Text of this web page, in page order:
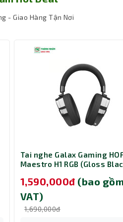
cày game kéo dài hàng giờ liền,
trung vào trận đấu mà không bị
vành tai một cách nhẹ nhàng.
động ấn tượng, giúp ngăn chặn
màu trắng thanh lịch và hiện đại
thể setup chuyên nghiệp và bắt
- Giao Hàng Tận Nơi
Tai nghe Galax Gaming
Maestro H1 RGB (Gloss
1,590,000đ (bao
VAT)
1,690,000đ